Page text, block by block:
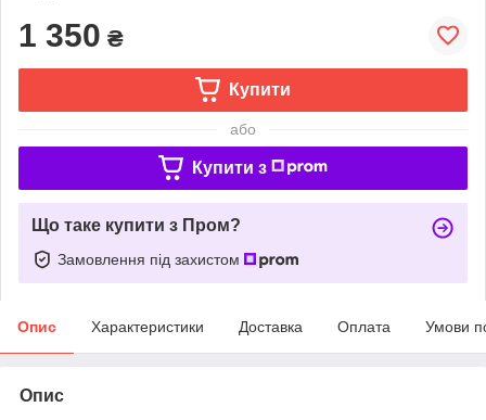
1 350 ₴
Купити
або
Купити з
Що таке купити з Пром?
Замовлення під захистом
Опис Характеристики Доставка Оплата Умови
Опис